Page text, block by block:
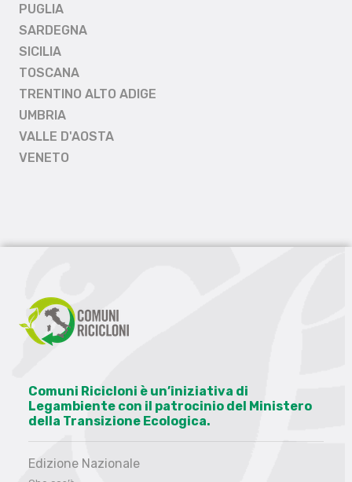
PUGLIA
SARDEGNA
SICILIA
TOSCANA
TRENTINO ALTO ADIGE
UMBRIA
VALLE D'AOSTA
VENETO
Comuni Ricicloni è un’iniziativa di
Legambiente con il patrocinio del Ministero
della Transizione Ecologica.
Edizione Nazionale